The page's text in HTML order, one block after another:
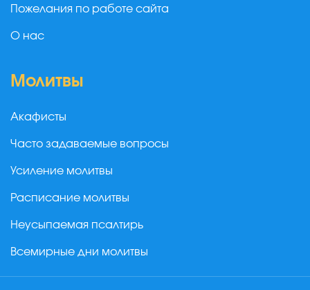
Пожелания по работе сайта
О нас
Молитвы
Акафисты
Часто задаваемые вопросы
Усиление молитвы
Расписание молитвы
Неусыпаемая псалтирь
Всемирные дни молитвы